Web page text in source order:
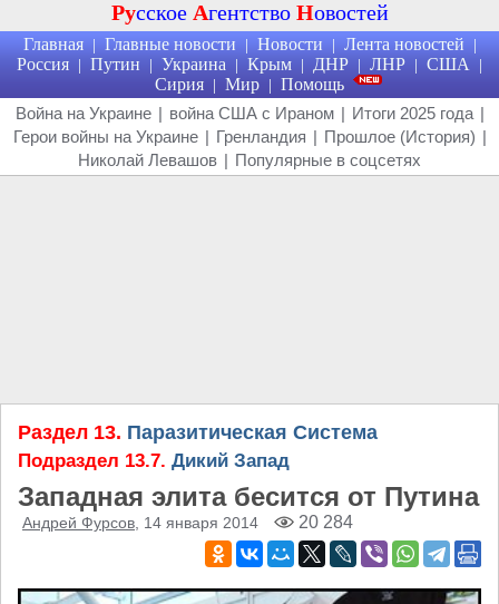
Русское Агентство Новостей
Главная | Главные новости | Новости | Лента новостей |
Россия | Путин | Украина | Крым | ДНР | ЛНР | США |
Сирия | Мир | Помощь
Война на Украине | война США с Ираном | Итоги 2025 года |
Герои войны на Украине | Гренландия | Прошлое (История) |
Николай Левашов | Популярные в соцсетях
Раздел 13. Паразитическая Система
Подраздел 13.7. Дикий Запад
Западная элита бесится от Путина
Андрей Фурсов , 14 января 2014 20 284